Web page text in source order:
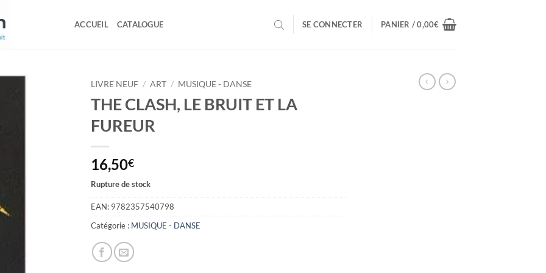
ACCUEIL CATALOGUE SE CONNECTER PANIER /0,00€
LIVRE NEUF / ART / MUSIQUE - DANSE
THE CLASH, LE BRUIT ET LA
FUREUR
16,50€
Rupture de stock
EAN: 9782357540798
Catégorie : MUSIQUE - DANSE